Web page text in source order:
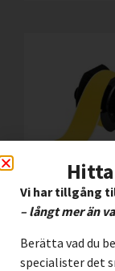
Vinyl Brady
57mm
3.195,00kr Exkl.
Vi har tillgång
– långt mer än
Berätta vad du
specialister det